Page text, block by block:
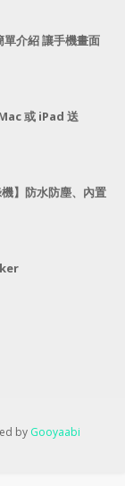
介紹 讓手機畫面
或 iPad 送
】防水防塵、內置
by Gooyaabi